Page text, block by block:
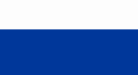
Ürün bilgilerinde hatalar bulunuyor.